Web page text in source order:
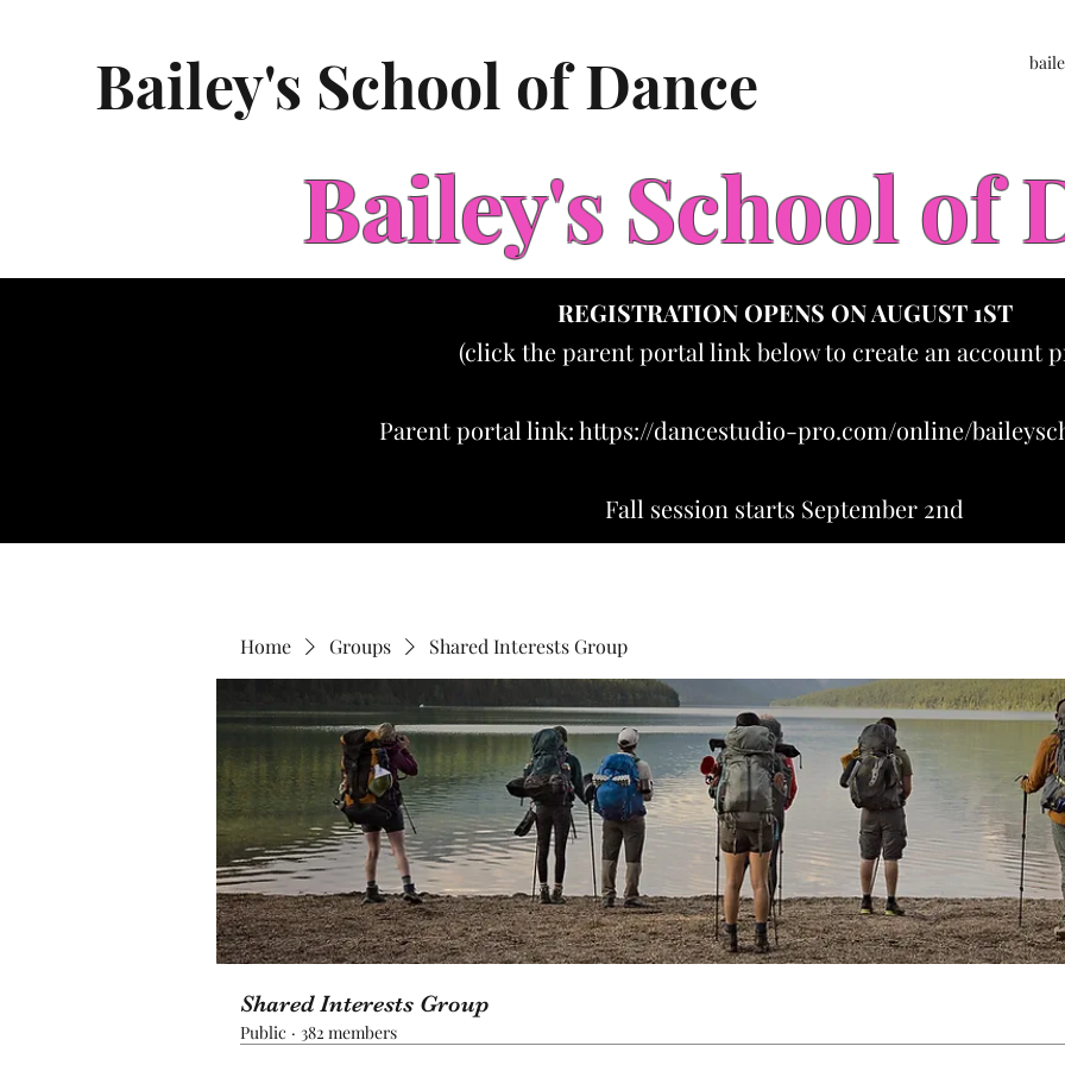
Bailey's School of Dance
Bailey's School of
REGISTRATION OPENS ON AUGUST 1ST
(click the parent portal link below to create an account
Parent portal link:https://dancestudio-pro.com/online/
Fall session starts September 2nd
Home Groups Shared Interests Group
Shared Interests Group
Public · 382 members